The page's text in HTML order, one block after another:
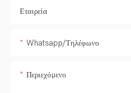
Εταιρεία
Whatsapp/Τηλέφωνο
Περιεχόμενο